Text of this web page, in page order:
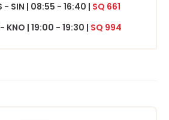
- SIN | 08:55 - 16:40 | SQ 661
KNO | 19:00 - 19:30 | SQ 994